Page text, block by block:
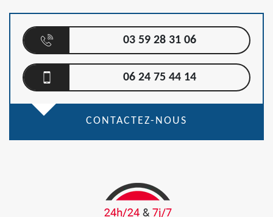
03 59 28 31 06
06 24 75 44 14
CONTACTEZ-NOUS